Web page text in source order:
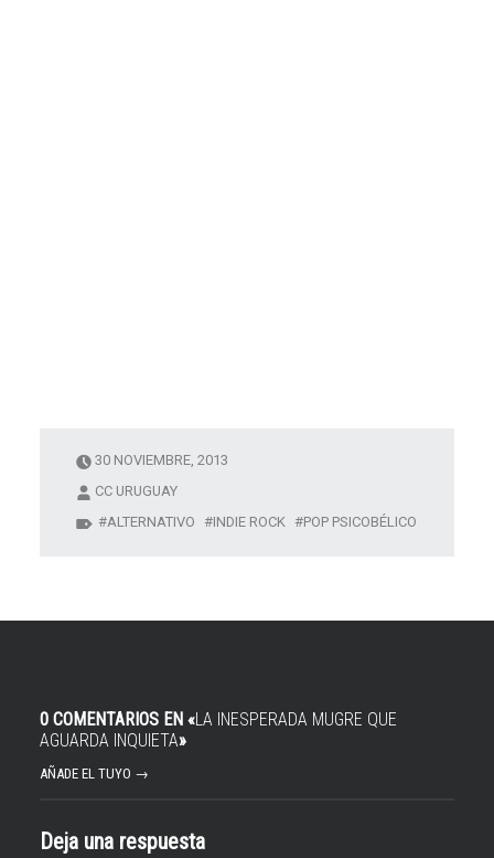
30 NOVIEMBRE, 2013
CC URUGUAY
ALTERNATIVO
INDIE ROCK POP PSICOBÉLICO
0 COMENTARIOS EN «LA INESPERADA MUGRE QUE
AGUARDA INQUIETA»
AÑADE EL TUYO →
Deja una respuesta